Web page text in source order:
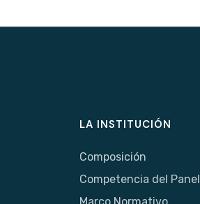
LA INSTITUCIÓN
Composición
Competencia del Panel
Marco Normativo